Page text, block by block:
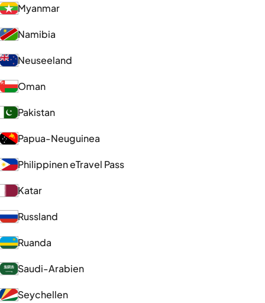
Myanmar
Namibia
Neuseeland
Oman
Pakistan
Papua-Neuguinea
Philippinen eTravel Pass
Katar
Russland
Ruanda
Saudi-Arabien
Seychellen